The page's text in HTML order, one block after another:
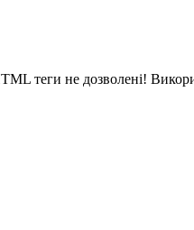
теги не дозволені!